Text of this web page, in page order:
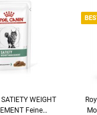
WEIGHT
Feine